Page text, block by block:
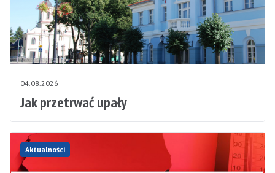
04.08.2026
Jak przetrwać upały
Aktualności